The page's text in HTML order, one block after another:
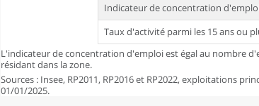
Indicateur de concentration
Taux d'activité parmi les 15 ans ou
L'indicateur de concentration d'emploi est égal au nombre
résidant dans la zone.
Sources : Insee, RP2011, RP2016 et RP2022, exploitations
01/01/2025.